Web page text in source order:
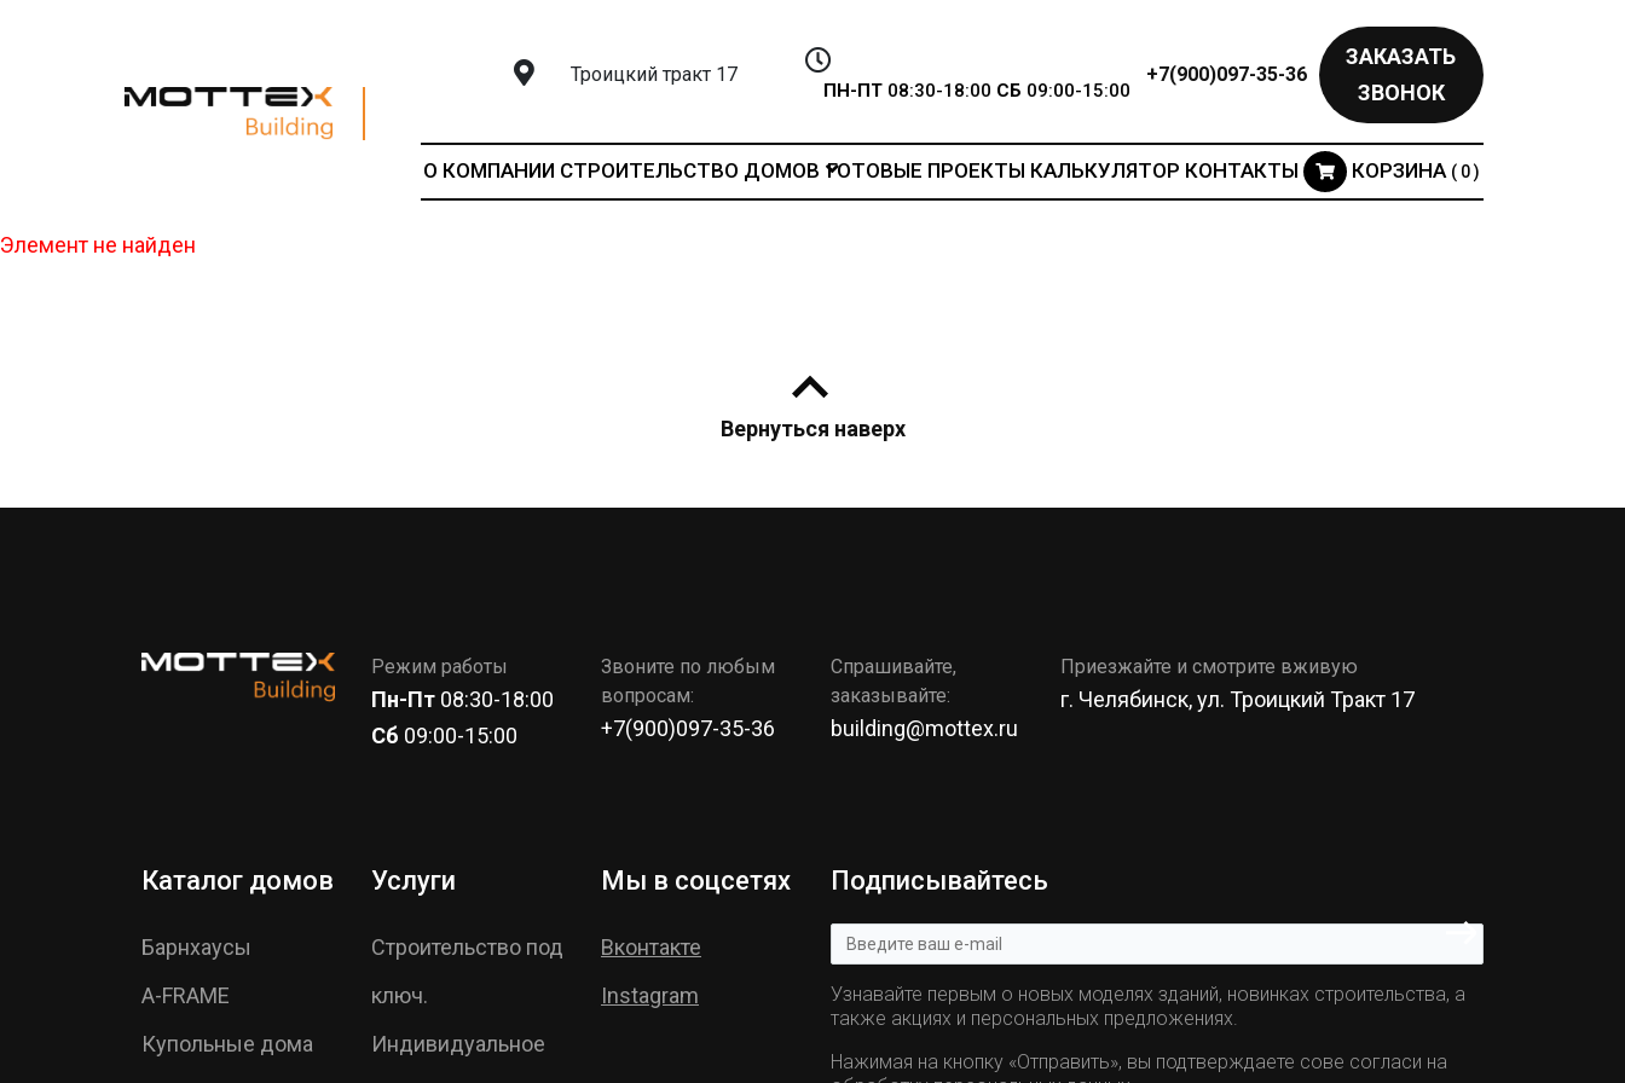
Троицкий тракт 17
ПН-ПТ 08:30-18:00 СБ 09:00-15:00
+7(900)097-35-36
ЗАКАЗАТЬ
ЗВОНОК
О КОМПАНИИ СТРОИТЕЛЬСТВО ДОМОВ ГОТОВЫЕ ПРОЕКТЫ КАЛЬКУЛЯТОР КОНТАКТЫ КОРЗИНА ( 0 )
Элемент не найден
Вернуться наверх
Режим работы
Пн-Пт 08:30-18:00
Сб 09:00-15:00
Звоните по любым
вопросам:
+7(900)097-35-36
Спрашивайте,
заказывайте:
building@mottex.ru
Приезжайте и смотрите вживую
г. Челябинск, ул. Троицкий Тракт 17
Каталог домов
Барнхаусы
A-FRAME
Купольные дома
Услуги
Строительство под
ключ.
Индивидуальное
Мы в соцсетях
Вконтакте
Instagram
Подписывайтесь
Узнавайте первым о новых моделях зданий, новинках строительства, а
также акциях и персональных предложениях.
Нажимая на кнопку «Отправить», вы подтверждаете сове согласи на